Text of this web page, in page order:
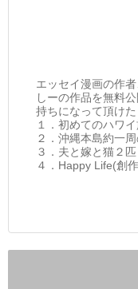
エッセイ漫画の作
しーの作品を無料
持ちになって頂けた
１．初めてのハワ
２．沖縄本島約一
３．夫と嫁と猫２匹
４．Happy Life(創